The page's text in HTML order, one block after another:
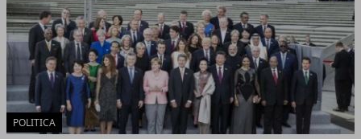
POLITICA